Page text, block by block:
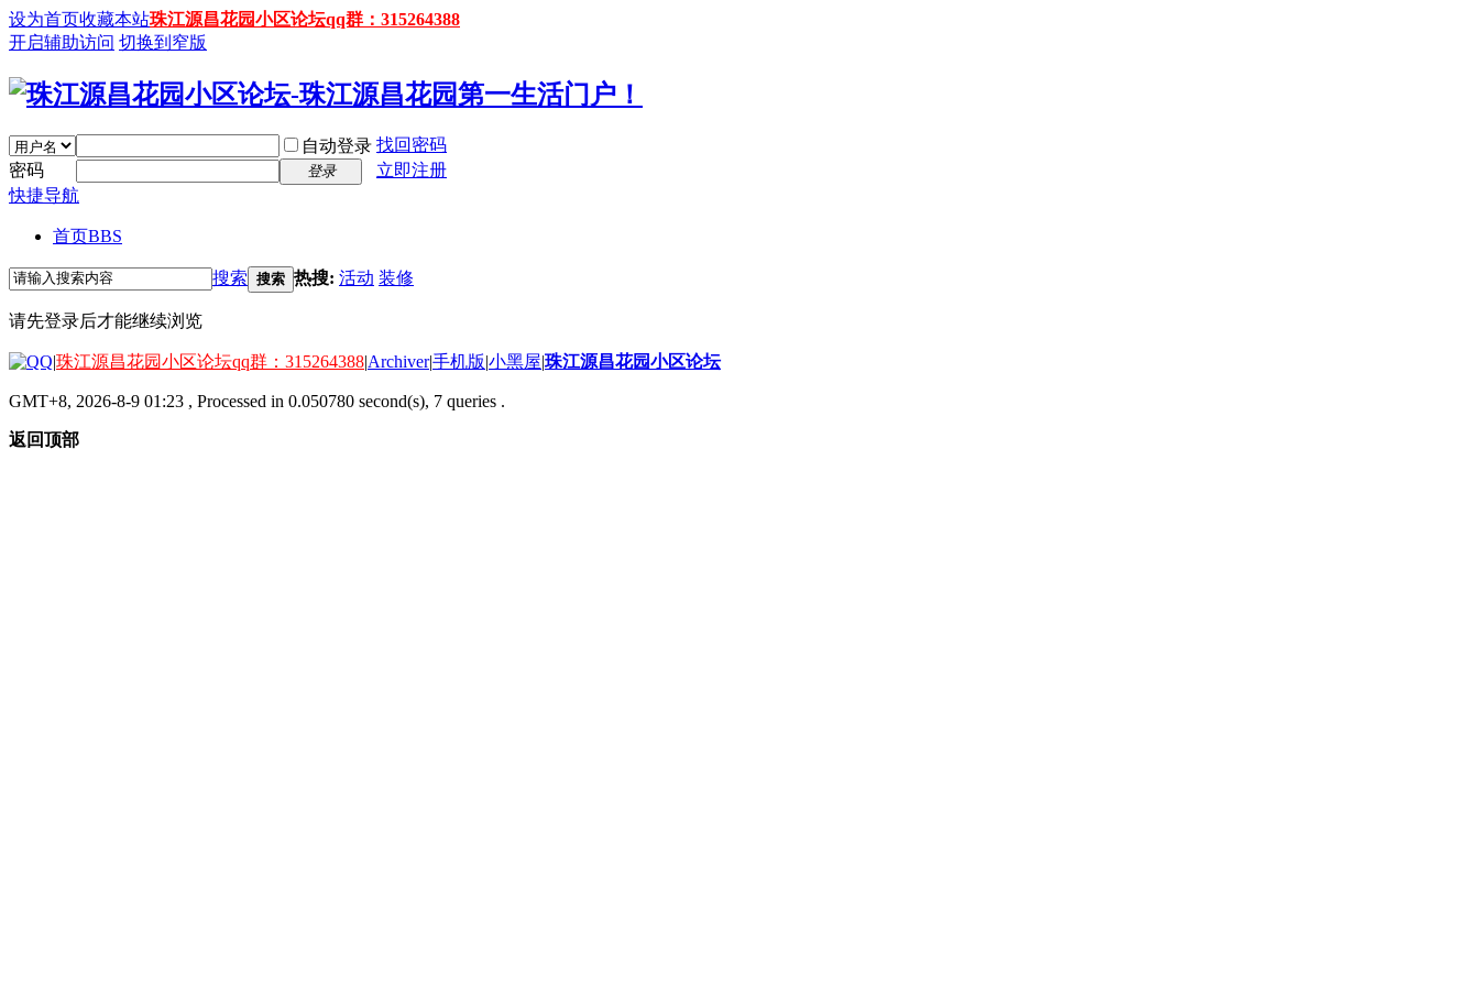
设为首页收藏本站珠江源昌花园小区论坛qq群：315264388
开启辅助访问 切换到窄版
自动登录 找回密码
密码
登录
立即注册
快捷导航
首页BBS
搜索 搜索 热搜: 活动 装修
请先登录后才能继续浏览
|珠江源昌花园小区论坛qq群：315264388|Archiver|手机版|小黑屋|珠江源昌花园小区论坛
GMT+8, 2026-8-9 01:23 , Processed in 0.050780 second(s), 7 queries .
返回顶部